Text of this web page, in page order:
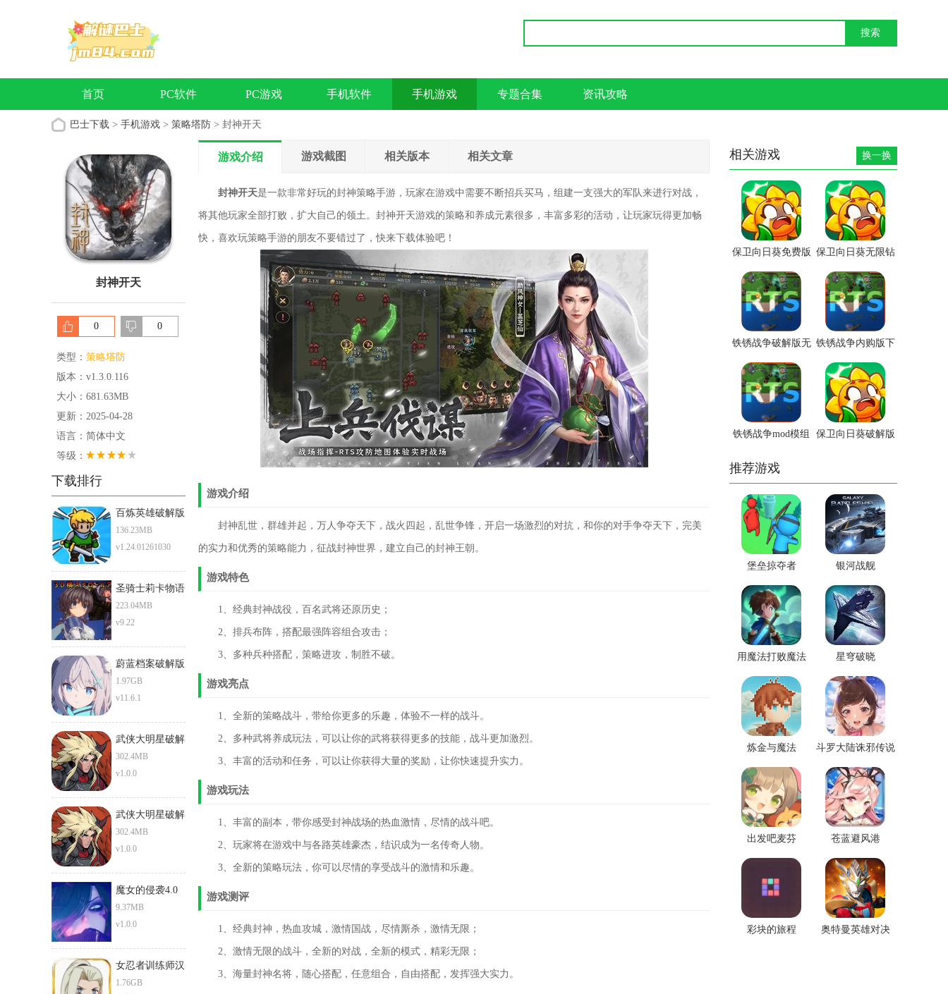
首页 PC软件 PC游戏 手机软件 手机游戏 专题合集 资讯攻略
巴士下载 > 手机游戏 > 策略塔防 > 封神开天
封神开天
0 0
类型： 策略塔防
版本：v1.3.0.116
大小：681.63MB
更新：2025-04-28
语言：简体中文
等级：
下载排行
百炼英雄破解版
136.23MB
v1.24.01261030
圣骑士莉卡物语
223.04MB
v9.22
蔚蓝档案破解版
1.97GB
v11.6.1
武侠大明星破解
版
302.4MB
v1.0.0
武侠大明星破解
版下载最新版
302.4MB
v1.0.0
魔女的侵袭4.0
9.37MB
v1.0.0
女忍者训练师汉
化版
1.76GB
游戏介绍 游戏截图 相关版本 相关文章
封神开天是一款非常好玩的封神策略手游，玩家在游戏中需要不断招兵买马，组建一支强大的军队来进行对战，
将其他玩家全部打败，扩大自己的领土。封神开天游戏的策略和养成元素很多，丰富多彩的活动，让玩家玩得更加畅
快，喜欢玩策略手游的朋友不要错过了，快来下载体验吧！
游戏介绍
封神乱世，群雄并起，万人争夺天下，战火四起，乱世争锋，开启一场激烈的对抗，和你的对手争夺天下，完美
的实力和优秀的策略能力，征战封神世界，建立自己的封神王朝。
游戏特色
1、经典封神战役，百名武将还原历史；
2、排兵布阵，搭配最强阵容组合攻击；
3、多种兵种搭配，策略进攻，制胜不破。
游戏亮点
1、全新的策略战斗，带给你更多的乐趣，体验不一样的战斗。
2、多种武将养成玩法，可以让你的武将获得更多的技能，战斗更加激烈。
3、丰富的活动和任务，可以让你获得大量的奖励，让你快速提升实力。
游戏玩法
1、丰富的副本，带你感受封神战场的热血激情，尽情的战斗吧。
2、玩家将在游戏中与各路英雄豪杰，结识成为一名传奇人物。
3、全新的策略玩法，你可以尽情的享受战斗的激情和乐趣。
游戏测评
1、经典封神，热血攻城，激情国战，尽情厮杀，激情无限；
2、激情无限的战斗，全新的对战，全新的模式，精彩无限；
3、海量封神名将，随心搭配，任意组合，自由搭配，发挥强大实力。
相关游戏 换一换
保卫向日葵免费版 保卫向日葵无限钻
石版
铁锈战争破解版无
限金币无限造兵中
文版
铁锈战争内购版下
载安装
铁锈战争mod模组
保卫向日葵破解版
推荐游戏
堡垒掠夺者 银河战舰
用魔法打败魔法 星穹破晓
炼金与魔法 斗罗大陆诛邪传说
出发吧麦芬 苍蓝避风港
彩块的旅程 奥特曼英雄对决